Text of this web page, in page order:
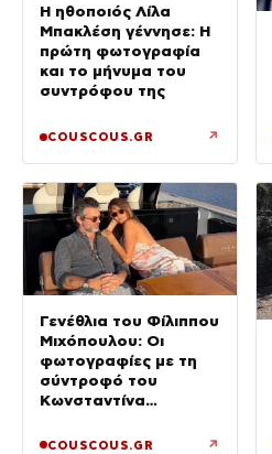
Η ηθοποιός Λίλα
Μπακλέση γέννησε: Η
πρώτη φωτογραφία
και το μήνυμα του
συντρόφου της
COUSCOUS.GR ↗
Γενέθλια του Φίλιππου
Μιχόπουλου: Οι
φωτογραφίες με τη
σύντροφό του
Κωνσταντίνα
δημόσιο «Σ’ αγαπώ»
COUSCOUS.GR ↗